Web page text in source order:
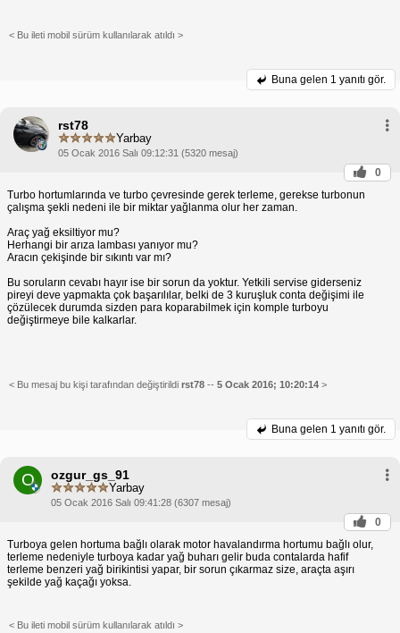
< Bu ileti mobil sürüm kullanılarak atıldı >
Buna gelen 1 yanıtı gör.
rst78
Yarbay
05 Ocak 2016 Salı 09:12:31 (5320 mesaj)
0
Turbo hortumlarında ve turbo çevresinde gerek terleme, gerekse turbonun
çalışma şekli nedeni ile bir miktar yağlanma olur her zaman.
Araç yağ eksiltiyor mu?
Herhangi bir arıza lambası yanıyor mu?
Aracın çekişinde bir sıkıntı var mı?
Bu soruların cevabı hayır ise bir sorun da yoktur. Yetkili servise giderseniz
pireyi deve yapmakta çok başarılılar, belki de 3 kuruşluk conta değişimi ile
çözülecek durumda sizden para koparabilmek için komple turboyu
değiştirmeye bile kalkarlar.
< Bu mesaj bu kişi tarafından değiştirildi rst78 -- 5 Ocak 2016; 10:20:14 >
Buna gelen 1 yanıtı gör.
O ozgur_gs_91
Yarbay
05 Ocak 2016 Salı 09:41:28 (6307 mesaj)
0
Turboya gelen hortuma bağlı olarak motor havalandırma hortumu bağlı olur,
terleme nedeniyle turboya kadar yağ buharı gelir buda contalarda hafif
terleme benzeri yağ birikintisi yapar, bir sorun çıkarmaz size, araçta aşırı
şekilde yağ kaçağı yoksa.
< Bu ileti mobil sürüm kullanılarak atıldı >